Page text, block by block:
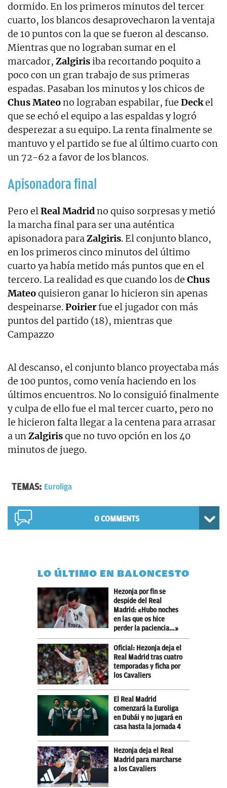
dormido. En los primeros minutos del tercer
cuarto, los blancos desaprovecharon la ventaja
de 10 puntos con la que se fueron al descanso.
Mientras que no lograban sumar en el
marcador, Zalgirisiba recortando poquito a
poco con un gran trabajo de sus primeras
espadas. Pasaban los minutos y los chicos de
Chus Mateono lograban espabilar, fue Deckel
que se echó el equipo a las espaldas y logró
desperezar a su equipo. La renta finalmente se
mantuvo y el partido se fue al último cuarto con
un 72-62 a favor de los blancos.
Apisonadora final
Pero elReal Madridno quiso sorpresas y metió
la marcha final para ser una auténtica
apisonadora paraZalgiris. El conjunto blanco,
en los primeros cinco minutos del último
cuarto ya había metido más puntos que en el
tercero. La realidad es que cuando los de Chus
Mateoquisieron ganar lo hicieron sin apenas
despeinarse.Poirierfue el jugador con más
puntos del partido (18), mientras que
Campazzo
Al descanso, el conjunto blanco proyectaba más
de 100 puntos, como venía haciendo en los
últimos encuentros. No lo consiguió finalmente
y culpa de ello fue el mal tercer cuarto, pero no
le hicieron falta llegar a la centena para arrasar
a unZalgirisque no tuvo opción en los 40
minutos de juego.
TEMAS: Euroliga
0 COMMENTS
LO ÚLTIMO EN BALONCESTO
Hezonja por fin se
despide del Real
Madrid: «Hubo noches
en las que os hice
perder la paciencia…»
Oficial: Hezonja deja el
Real Madrid tras cuatro
temporadas y ficha por
los Cavaliers
El Real Madrid
comenzará la Euroliga
en Dubái y no jugará en
casa hasta la jornada 4
Hezonja deja el Real
Madrid para marcharse
a los Cavaliers